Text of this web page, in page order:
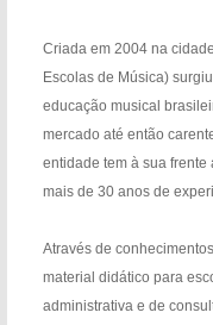
Criada em 2004 na
Escolas de Música)
educação musical
mercado até então
entidade tem à sua frente
mais de 30 anos de
Através de
material didático para
administrativa e de